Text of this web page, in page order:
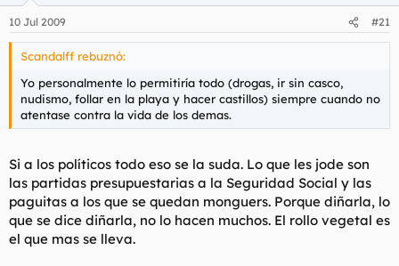
10 Jul 2009 #21
Scandalff rebuznó:
Yo personalmente lo permitiría todo (drogas, ir sin casco,
nudismo, follar en la playa y hacer castillos) siempre cuando no
atentase contra la vida de los demas.
Si a los políticos todo eso se la suda. Lo que les jode son
las partidas presupuestarias a la Seguridad Social y las
paguitas a los que se quedan monguers. Porque diñarla, lo
que se dice diñarla, no lo hacen muchos. El rollo vegetal es
el que mas se lleva.